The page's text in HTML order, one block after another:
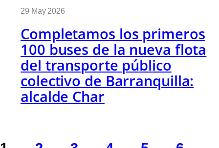
29 May 2026
Completamos los primeros
100 buses de la nueva flota
del transporte público
colectivo de Barranquilla:
alcalde Char